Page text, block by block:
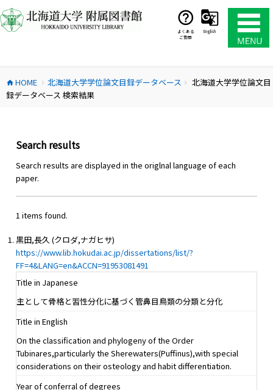
ン
テ
ス
キ
よくある
ご質問
English
home HOME chevron_right 北海道大学学位論文目録データベース chevron_right
北海道大学学位論文目
録データベース 検索結果
Search results
Search results are displayed in the origlnal language of each
paper.
1 items found.
黒田,長久 (クロダ,ナガヒサ)
https://www.lib.hokudai.ac.jp/dissertations/list/?
FF=4&LANG=en&ACCN=91953081491
Title in Japanese
主として骨格と習性分化に基づく管鼻目鳥類の分類と分化
Title in English
On the classification and phylogeny of the Order
Tubinares,particularly the Sherewaters(Puffinus),with special
considerations on their osteology and habit differentiation.
Year of conferral of degrees